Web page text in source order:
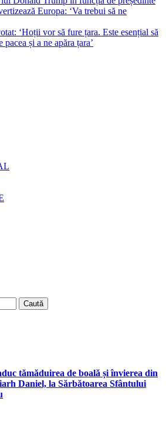
Europa: ‘Va trebui să ne
‘Hoții vor să fure țara. Este esențial să
și a ne apăra țara’
România
tămăduirea de boală și învierea din
Daniel, la Sărbătoarea Sfântului